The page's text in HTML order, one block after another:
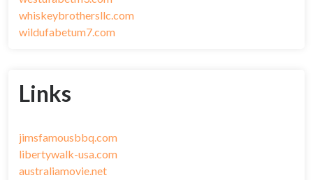
whiskeybrothersllc.com
wildufabetum7.com
Links
jimsfamousbbq.com
libertywalk-usa.com
australiamovie.net